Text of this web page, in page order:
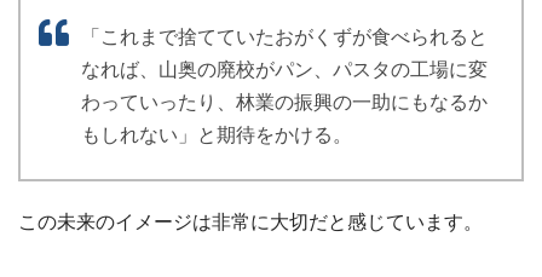
「これまで捨てていたおがくずが食べられると
なれば、山奥の廃校がパン、パスタの工場に変
わっていったり、林業の振興の一助にもなるか
もしれない」と期待をかける。
この未来のイメージは非常に大切だと感じています。